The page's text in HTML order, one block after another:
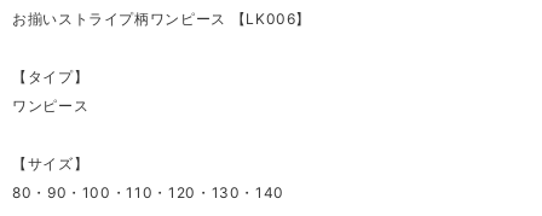
お揃いストライプ柄ワンピース 【LK006】
【タイプ】
ワンピース
【サイズ】
80・90・100・110・120・130・140